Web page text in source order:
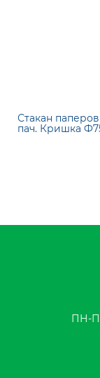
Стакан
пач. Кришка
ПН-